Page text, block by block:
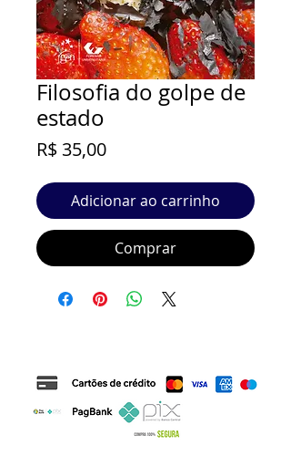
Filosofia do golpe de
estado
R$ 35,00Preço
Adicionar ao carrinho
Comprar